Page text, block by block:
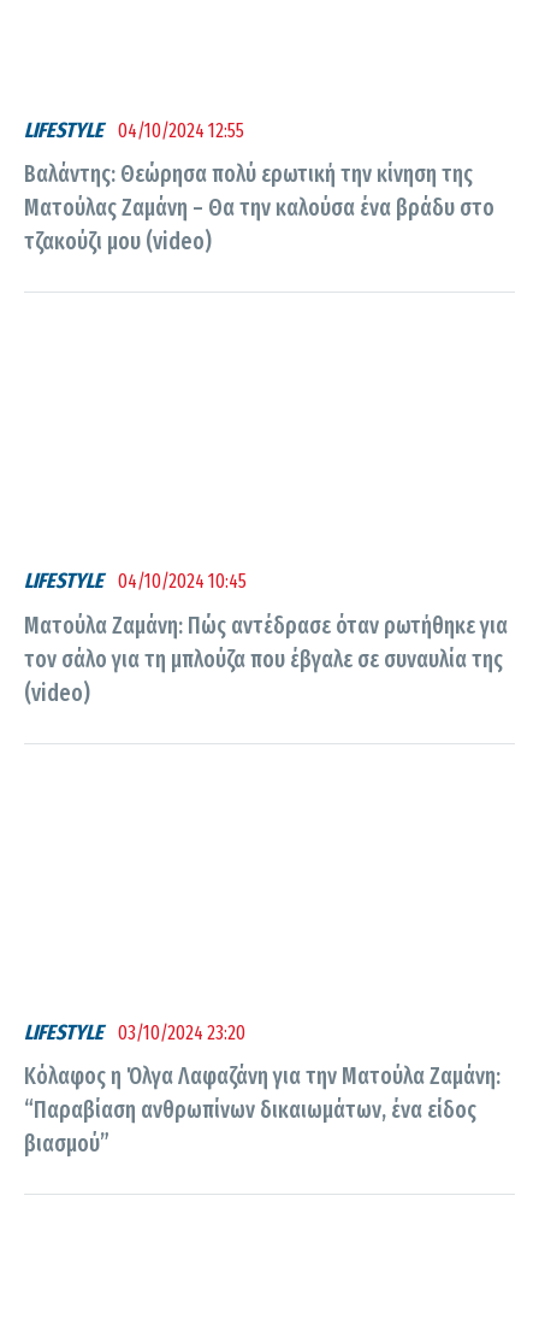
LIFESTYLE 04/10/2024 12:55
Βαλάντης: Θεώρησα πολύ ερωτική την κίνηση της
Ματούλας Ζαμάνη – Θα την καλούσα ένα βράδυ στο
τζακούζι μου (video)
LIFESTYLE 04/10/2024 10:45
Ματούλα Ζαμάνη: Πώς αντέδρασε όταν ρωτήθηκε για
τον σάλο για τη μπλούζα που έβγαλε σε συναυλία της
(video)
LIFESTYLE 03/10/2024 23:20
Κόλαφος η Όλγα Λαφαζάνη για την Ματούλα Ζαμάνη:
“Παραβίαση ανθρωπίνων δικαιωμάτων, ένα είδος
βιασμού”